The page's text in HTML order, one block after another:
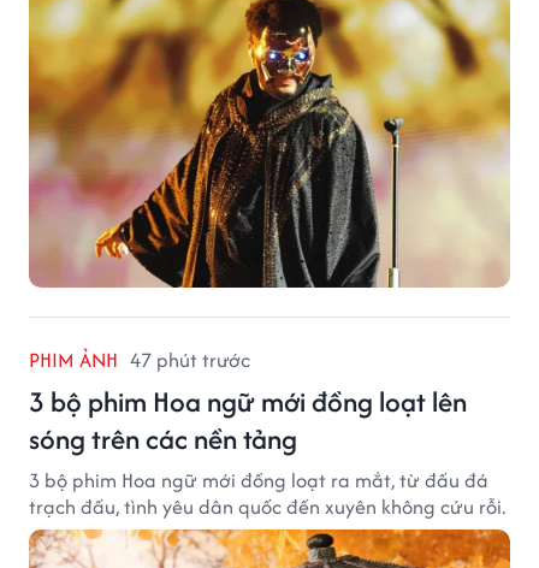
PHIM ẢNH 47 phút trước
3 bộ phim Hoa ngữ mới đồng loạt lên
sóng trên các nền tảng
3 bộ phim Hoa ngữ mới đồng loạt ra mắt, từ đấu đá
trạch đấu, tình yêu dân quốc đến xuyên không cứu rỗi.